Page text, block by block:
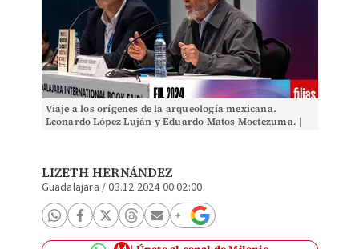
Viaje a los orígenes de la arqueología mexicana.
Leonardo López Luján y Eduardo Matos Moctezuma. |
LIZETH HERNÁNDEZ
Guadalajara /03.12.2024 00:02:00